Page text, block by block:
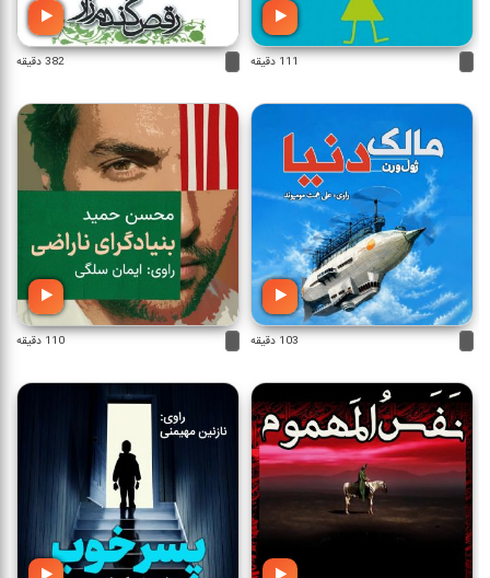
111 دقیقه 382 دقیقه
103 دقیقه 110 دقیقه